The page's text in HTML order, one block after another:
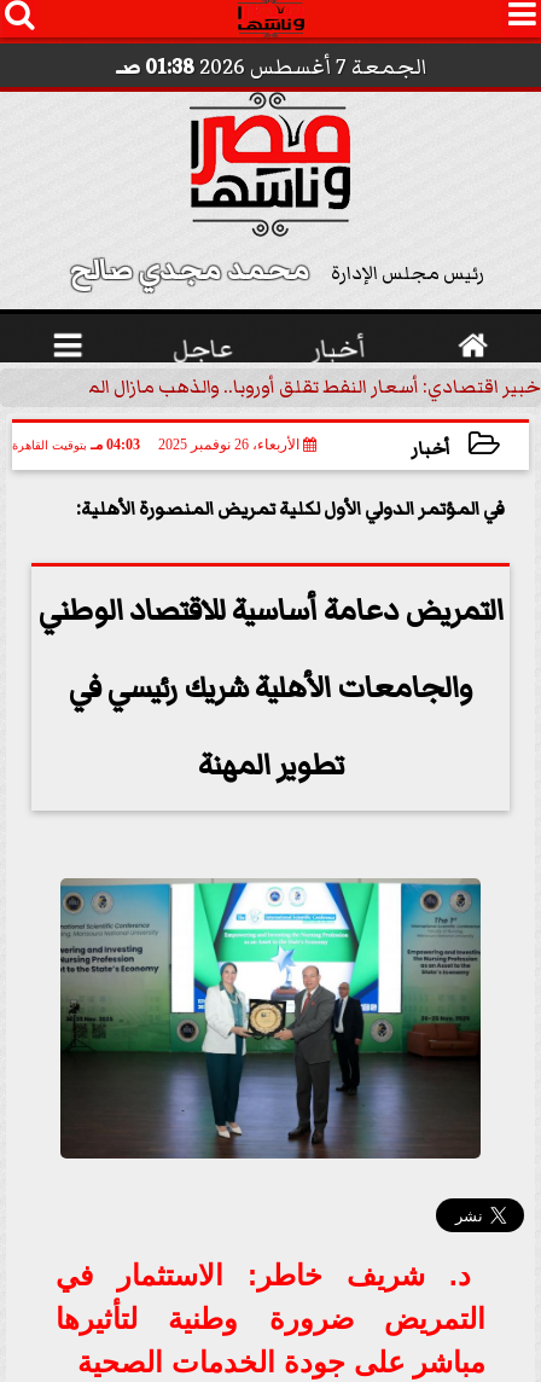
 
الجمعة 7 أغسطس 2026 01:38 صـ
رئيس مجلس الإدارة محمد مجدي صالح
 أخبار عاجل 
خبير اقتصادي: أسعار النفط تقلق أوروبا.. والذهب مازال الملاذ الآمن |
أخبار الأربعاء، 26 نوفمبر 2025 04:03 مـ بتوقيت القاهرة
2025-11-26 16:03:17
في المؤتمر الدولي الأول لكلية تمريض المنصورة الأهلية:
التمريض دعامة أساسية للاقتصاد الوطني
والجامعات الأهلية شريك رئيسي في
تطوير المهنة
د. شريف خاطر: الاستثمار في
التمريض ضرورة وطنية لتأثيرها
مباشر على جودة الخدمات الصحية